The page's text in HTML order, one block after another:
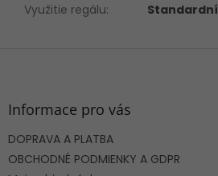
Využitie regálu: Standardní
Informace pro vás
DOPRAVA A PLATBA
OBCHODNÉ PODMIENKY A GDPR